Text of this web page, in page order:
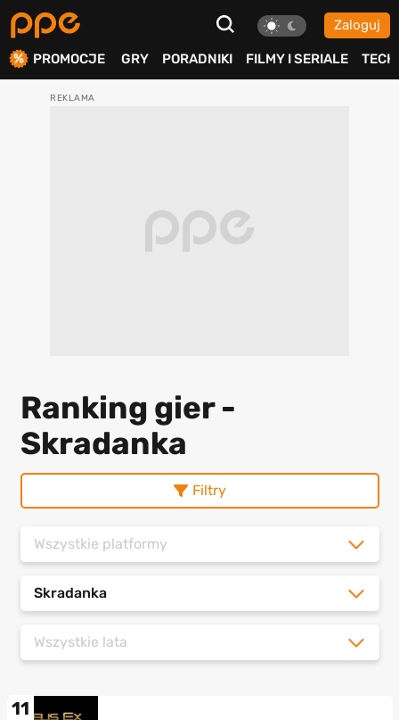
Zaloguj
PROMOCJE GRY PORADNIKI FILMY I SERIALE TECH
Ranking gier -
Skradanka
Filtry
Wszystkie platformy
Skradanka
Wszystkie lata
11